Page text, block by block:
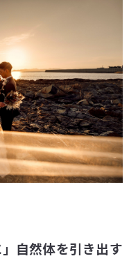
自然体を引き出す